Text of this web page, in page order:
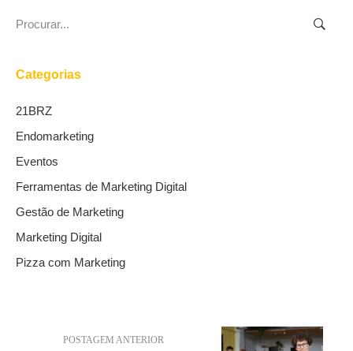
for:
Categorias
21BRZ
Endomarketing
Eventos
Ferramentas de Marketing Digital
Gestão de Marketing
Marketing Digital
Pizza com Marketing
POSTAGEM ANTERIOR